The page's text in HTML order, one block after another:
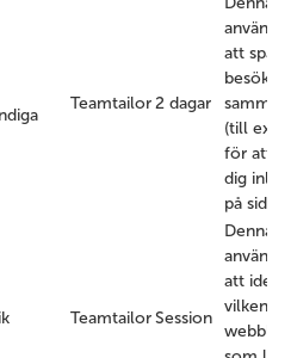
Teamtailor2 dagar
att
(till
för att
dig
på
TeamtailorSession
Denna
att
vilken